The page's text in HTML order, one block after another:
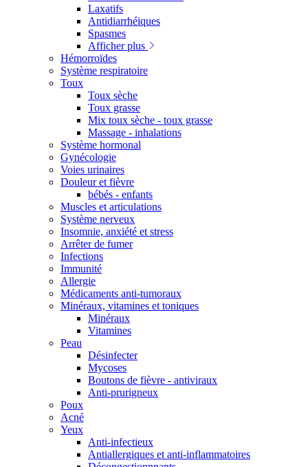
Laxatifs
Antidiarrhéiques
Spasmes
Afficher plus
Hémorroïdes
Système respiratoire
Toux
Toux sèche
Toux grasse
Mix toux sèche - toux grasse
Massage - inhalations
Système hormonal
Gynécologie
Voies urinaires
Douleur et fièvre
bébés - enfants
Muscles et articulations
Système nerveux
Insomnie, anxiété et stress
Arrêter de fumer
Infections
Immunité
Allergie
Médicaments anti-tumoraux
Minéraux, vitamines et toniques
Minéraux
Vitamines
Peau
Désinfecter
Mycoses
Boutons de fièvre - antiviraux
Anti-prurigneux
Poux
Acné
Yeux
Anti-infectieux
Antiallergiques et anti-inflammatoires